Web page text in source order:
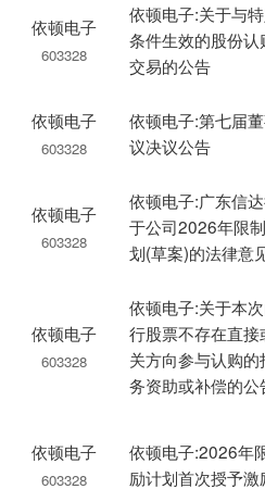
依顿电子
603328
依顿电子:关于与
条件生效的股份
交易的公告
依顿电子
603328
依顿电子:第七届
议决议公告
依顿电子
603328
依顿电子:广东信
于公司2026年限
划(草案)的法律意
依顿电子
603328
依顿电子:关于本
行股票不存在直
关方向参与认购
务资助或补偿的公
依顿电子
603328
依顿电子:2026年
励计划首次授予